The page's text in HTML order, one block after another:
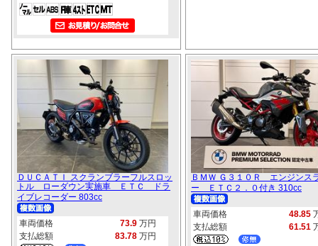
ＤＵＣＡＴＩ スクランブラーフルスロッ
トル ローダウン実施車 ＥＴＣ ドラ
イブレコーダー 803cc
車両価格 73.9 万円
支払総額
83.78 万円
ＢＭＷ Ｇ３１０Ｒ エンジンス
ー ＥＴＣ２．０付き 310cc
車両価格 48.85
支払総額
61.51